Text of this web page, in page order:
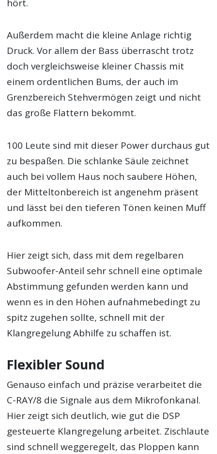
hört.
Außerdem macht die kleine Anlage richtig
Druck. Vor allem der Bass überrascht trotz
doch vergleichsweise kleiner Chassis mit
einem ordentlichen Bums, der auch im
Grenzbereich Stehvermögen zeigt und nicht
das große Flattern bekommt.
100 Leute sind mit dieser Power durchaus gut
zu bespaßen. Die schlanke Säule zeichnet
auch bei vollem Haus noch saubere Höhen,
der Mitteltonbereich ist angenehm präsent
und lässt bei den tieferen Tönen keinen Muff
aufkommen.
Hier zeigt sich, dass mit dem regelbaren
Subwoofer-Anteil sehr schnell eine optimale
Abstimmung gefunden werden kann und
wenn es in den Höhen aufnahmebedingt zu
spitz zugehen sollte, schnell mit der
Klangregelung Abhilfe zu schaffen ist.
Flexibler Sound
Genauso einfach und präzise verarbeitet die
C-RAY/8 die Signale aus dem Mikrofonkanal.
Hier zeigt sich deutlich, wie gut die DSP
gesteuerte Klangregelung arbeitet. Zischlaute
sind schnell weggeregelt, das Ploppen kann